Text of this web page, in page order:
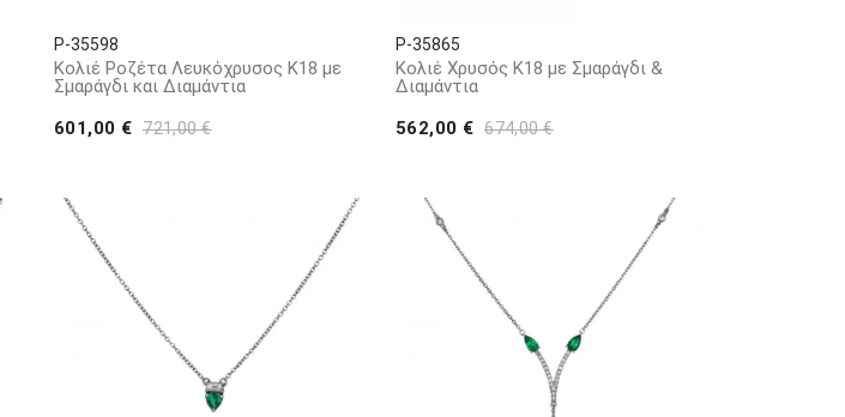
P-35598
Κολιέ Ροζέτα Λευκόχρυσος Κ18 με
Σμαράγδι και Διαμάντια
601,00 € 721,00 €
P-35865
Κολιέ Χρυσός Κ18 με Σμαράγδι &
Διαμάντια
562,00 € 674,00 €